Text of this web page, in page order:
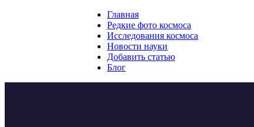
Главная
Редкие фото космоса
Исследования космоса
Новости науки
Добавить статью
Блог